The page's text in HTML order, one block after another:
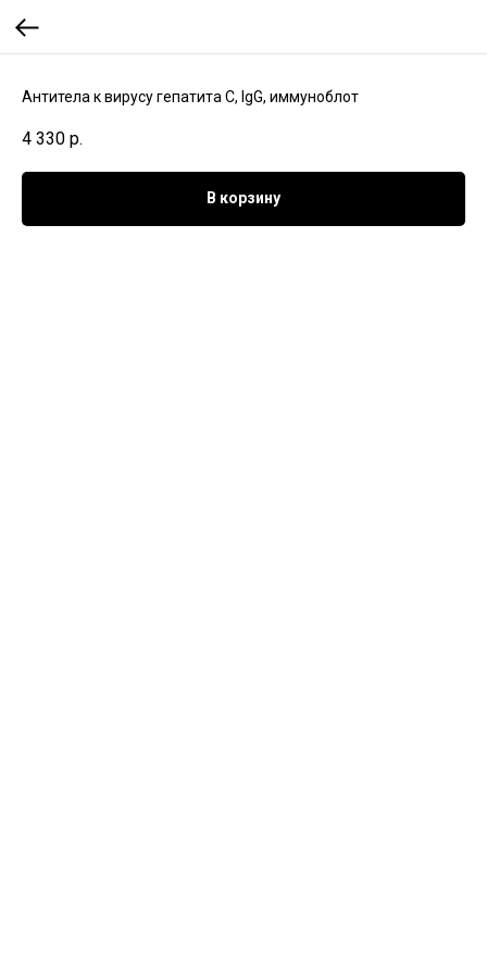
Антитела к вирусу гепатита С, IgG, иммуноблот
4 330 р.
В корзину